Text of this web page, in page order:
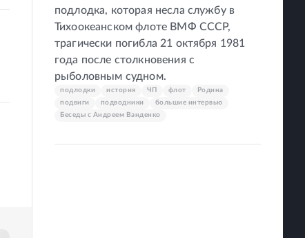
подлодка, которая несла службу в
Тихоокеанском флоте ВМФ СССР,
трагически погибла 21 октября 1981
года после столкновения с
рыболовным судном.
подлодки история ЧП флот
Родина
подвиги
подводники
большие интервью
Беседы с Андреем Ванденко